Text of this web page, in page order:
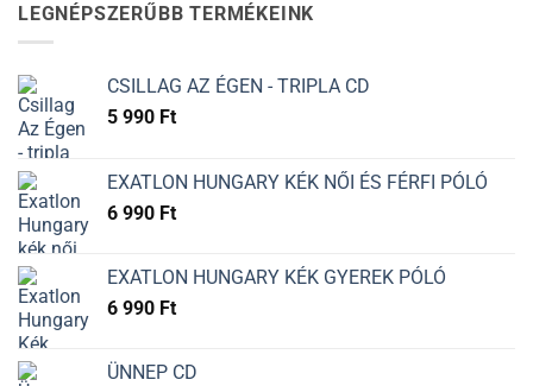
LEGNÉPSZERŰBB TERMÉKEINK
CSILLAG AZ ÉGEN - TRIPLA CD
5 990 Ft
EXATLON HUNGARY KÉK NŐI ÉS FÉRFI PÓLÓ
6 990 Ft
EXATLON HUNGARY KÉK GYEREK PÓLÓ
6 990 Ft
ÜNNEP CD